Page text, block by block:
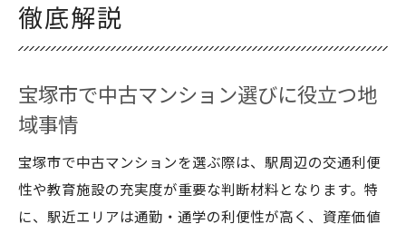
ント
宝塚市の中古マンション人気エリアをチェ
中古戸建てと暮らしやすい宝塚市の地域特
中古マンション探しで知っておきたい宝塚市の
特徴
宝塚市で中古マンションを選ぶ際の治安と
徹底解説
宝塚市で中古マンション選びに役立つ地
域事情
宝塚市で中古マンションを選ぶ際は、駅周辺の交通利便
性や教育施設の充実度が重要な判断材料となります。特
に、駅近エリアは通勤・通学の利便性が高く、資産価値